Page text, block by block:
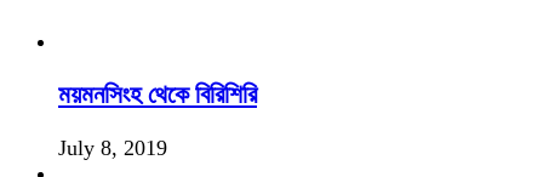
ময়মনসিংহ থেকে বিরিশিরি
July 8, 2019